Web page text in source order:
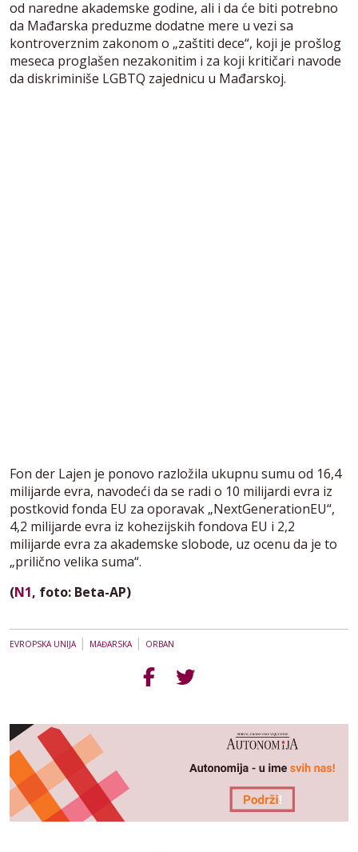
od naredne akademske godine, ali i da će biti potrebno
da Mađarska preduzme dodatne mere u vezi sa
kontroverznim zakonom o „zaštiti dece“, koji je prošlog
meseca proglašen nezakonitim i za koji kritičari navode
da diskriminiše LGBTQ zajednicu u Mađarskoj.
Fon der Lajen je ponovo razložila ukupnu sumu od 16,4
milijarde evra, navodeći da se radi o 10 milijardi evra iz
postkovid fonda EU za oporavak „NextGenerationEU“,
4,2 milijarde evra iz kohezijskih fondova EU i 2,2
milijarde evra za akademske slobode, uz ocenu da je to
„prilično velika suma“.
(N1, foto: Beta-AP)
EVROPSKA UNIJA| MAĐARSKA| ORBAN